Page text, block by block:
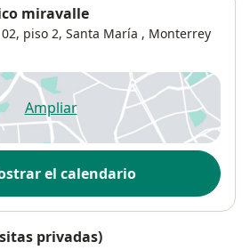
miravalle
piso 2, Santa María , Monterrey
Ampliarse abre en una nueva
el calendario
privadas)